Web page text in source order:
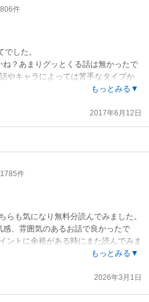
件
した。
？あまりグッとくる話は無かったで
やキャラによっては苦手なタイプか
もっとみる▼
2017年6月12日
件
らも気になり無料分読んでみました。
、雰囲気のあるお話で良かったで
ントに余裕がある時にまた読んでみま
もっとみる▼
2026年3月1日